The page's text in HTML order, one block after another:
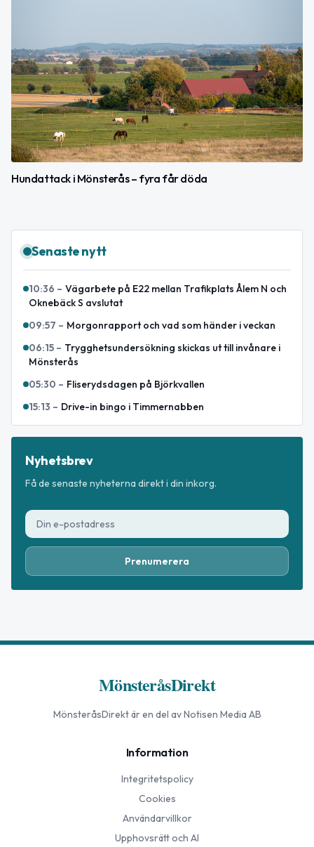
Hundattack i Mönsterås – fyra får döda
Senaste nytt
10:36 – Vägarbete på E22 mellan Trafikplats Ålem N och
Oknebäck S avslutat
09:57 – Morgonrapport och vad som händer i veckan
06:15 – Trygghetsundersökning skickas ut till invånare i
Mönsterås
05:30 – Fliserydsdagen på Björkvallen
15:13 – Drive-in bingo i Timmernabben
Nyhetsbrev
Få de senaste nyheterna direkt i din inkorg.
Prenumerera
MönsteråsDirekt
MönsteråsDirektär en del av Notisen Media AB
Information
Integritetspolicy
Cookies
Användarvillkor
Upphovsrätt och AI